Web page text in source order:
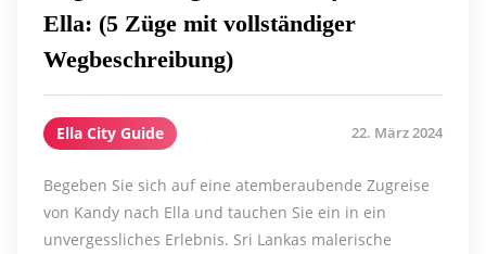
Ella: (5 Züge mit vollständiger
Wegbeschreibung)
Ella City Guide 22. März 2024
Begeben Sie sich auf eine atemberaubende Zugreise
von Kandy nach Ella und tauchen Sie ein in ein
unvergessliches Erlebnis. Sri Lankas malerische